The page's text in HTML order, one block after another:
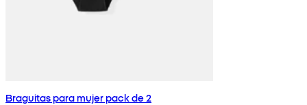
Braguitas para mujer pack de 2